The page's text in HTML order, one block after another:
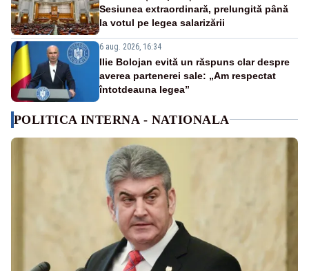
Sesiunea extraordinară, prelungită până
la votul pe legea salarizării
6 aug. 2026, 16:34
Ilie Bolojan evită un răspuns clar despre
averea partenerei sale: „Am respectat
întotdeauna legea”
POLITICA INTERNA - NATIONALA